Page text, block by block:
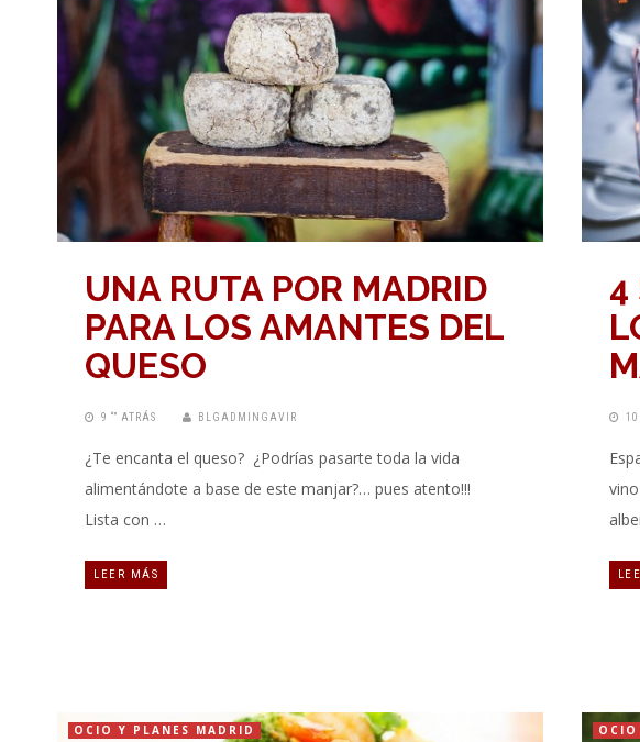
UNA RUTA POR MADRID
PARA LOS AMANTES DEL
QUESO
9 “” ATRÁS BLGADMINGAVIR
¿Te encanta el queso? ¿Podrías pasarte toda la vida
alimentándote a base de este manjar?… pues atento!!!
Lista con …
LEER MÁS
4
10
OCIO Y PLANES MADRID